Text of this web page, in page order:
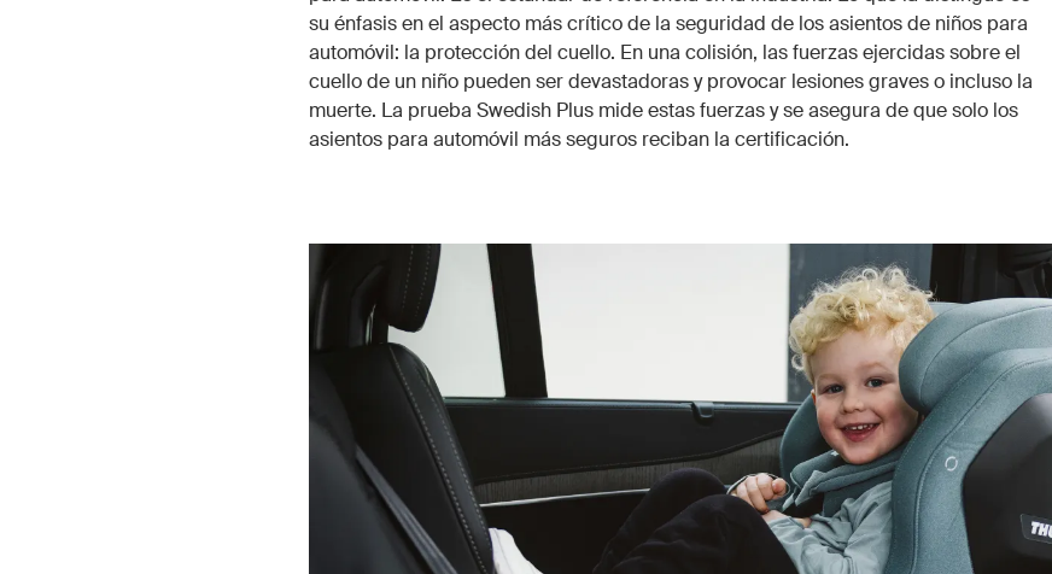
su énfasis en el aspecto más crítico de la seguridad de los asientos de niños para
automóvil: la protección del cuello. En una colisión, las fuerzas ejercidas sobre el
cuello de un niño pueden ser devastadoras y provocar lesiones graves o incluso la
muerte. La prueba Swedish Plus mide estas fuerzas y se asegura de que solo los
asientos para automóvil más seguros reciban la certificación.